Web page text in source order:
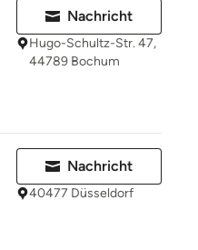
Nachricht
Hugo-Schultz-Str. 47,
44789 Bochum
Nachricht
40477 Düsseldorf